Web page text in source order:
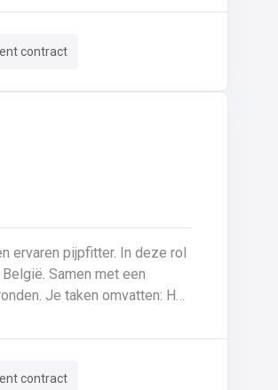
contract
ervaren pijpfitter. In deze rol
Samen met een
Het
en installaties.Kritische
P&ID’s.Herstellingen en
contract